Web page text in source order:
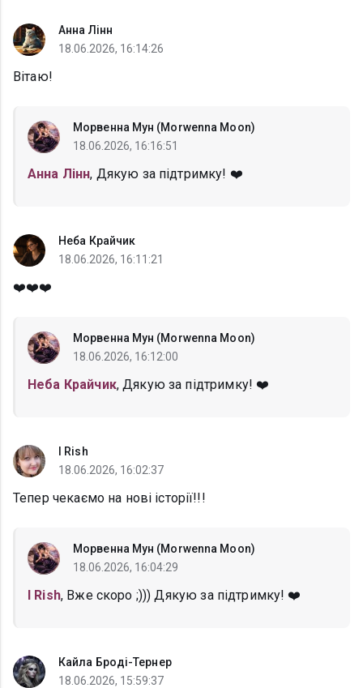
Анна Лінн
18.06.2026, 16:14:26
Вітаю!
Морвенна Мун (Morwenna Moon)
18.06.2026, 16:16:51
Анна Лінн, Дякую за підтримку! ❤️
Неба Крайчик
18.06.2026, 16:11:21
❤️❤️❤️
Морвенна Мун (Morwenna Moon)
18.06.2026, 16:12:00
Неба Крайчик, Дякую за підтримку! ❤️
I Rish
18.06.2026, 16:02:37
Тепер чекаємо на нові історії!!!
Морвенна Мун (Morwenna Moon)
18.06.2026, 16:04:29
I Rish, Вже скоро ;))) Дякую за підтримку! ❤️
Кайла Броді-Тернер
18.06.2026, 15:59:37